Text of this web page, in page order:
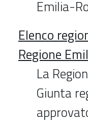
Emilia-
Elenco
Regione
La
Giunta